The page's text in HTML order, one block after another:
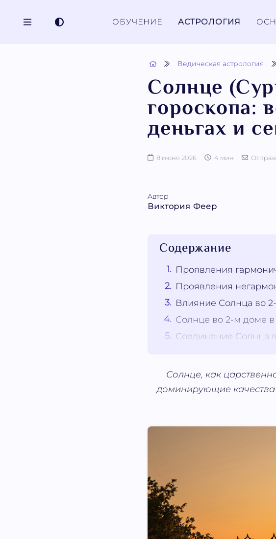
ОБУЧЕНИЕ АСТРОЛОГИЯ
Ведическая астрология
Солнце
гороскопа:
деньгах и
8 июня 2026 4 мин
Автор
Виктория Феер
Содержание
Проявления
Проявления
Влияние Солнца во
Солнце во 2-м доме в
Соединение Солнца
Солнце, как
доминирующие качества